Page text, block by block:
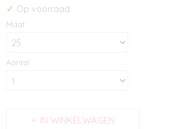
✓ Op voorraad
Maat
Aantal
IN WINKELWAGEN